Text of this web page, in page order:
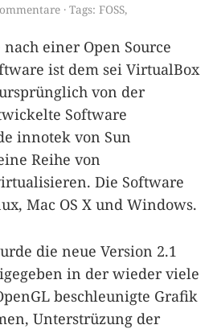
Tags: FOSS,
einer Open Source
ist dem sei VirtualBox
von der
Software
innotek von Sun
Reihe von
Die Software
Mac OS X und Windows.
die neue Version 2.1
in der wieder viele
beschleunigte Grafik
Unterstrüzung der